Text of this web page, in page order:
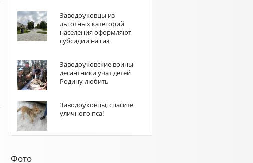
Заводоуковцы из
льготных категорий
населения оформляют
субсидии на газ
Заводоуковские воины-
десантники учат детей
Родину любить
Заводоуковцы, спасите
уличного пса!
Фото